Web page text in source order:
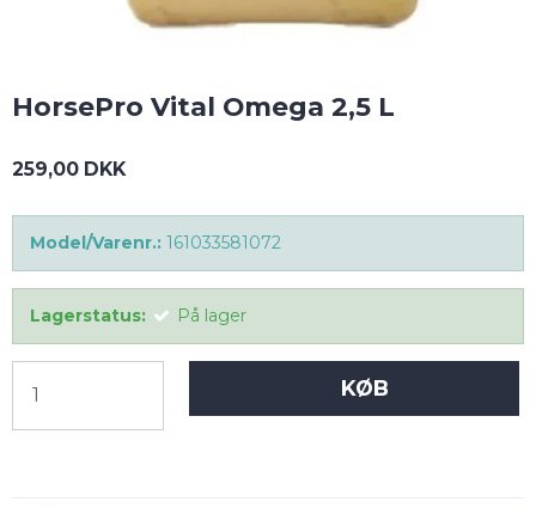
HorsePro Vital Omega 2,5 L
259,00 DKK
Model/Varenr.: 161033581072
Lagerstatus: På lager
KØB